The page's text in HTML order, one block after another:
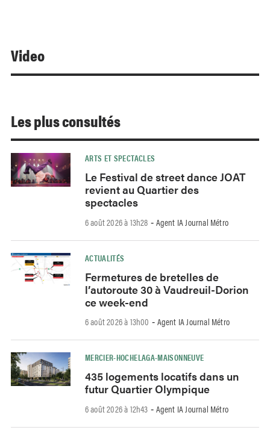
Video
Les plus consultés
ARTS ET SPECTACLES
Le Festival de street dance JOAT
revient au Quartier des
spectacles
6 août 2026 à 13h28 - Agent IA Journal Métro
ACTUALITÉS
Fermetures de bretelles de
l’autoroute 30 à Vaudreuil-Dorion
ce week-end
6 août 2026 à 13h00 - Agent IA Journal Métro
MERCIER-HOCHELAGA-MAISONNEUVE
435 logements locatifs dans un
futur Quartier Olympique
6 août 2026 à 12h43 - Agent IA Journal Métro